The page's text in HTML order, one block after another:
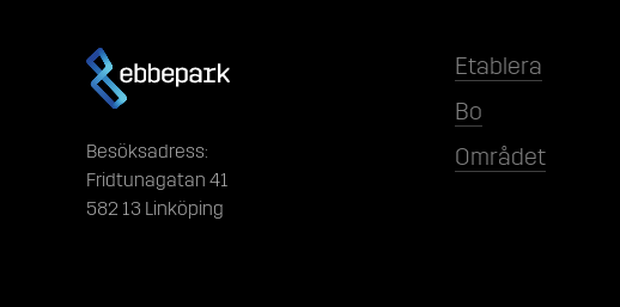
Besöksadress:
Fridtunagatan 41
582 13 Linköping
Etablera
Bo
Området